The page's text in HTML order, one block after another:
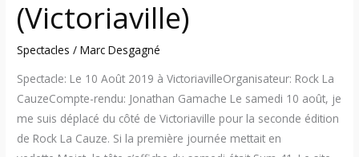
(Victoriaville)
Spectacles /Marc Desgagné
Spectacle: Le 10 Août 2019 à VictoriavilleOrganisateur: Rock La
CauzeCompte-rendu: Jonathan Gamache Le samedi 10 août, je
me suis déplacé du côté de Victoriaville pour la seconde édition
de Rock La Cauze. Si la première journée mettait en